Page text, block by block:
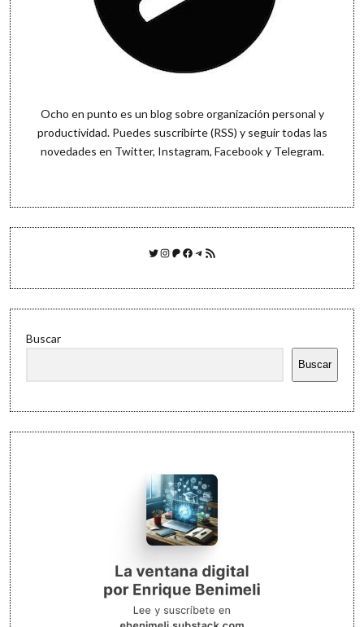
Ocho en punto es un blog sobre organización personal y
productividad. Puedes suscribirte (RSS) y seguir todas las
novedades en Twitter, Instagram, Facebooky Telegram.
Twitter
Instagram
Patreon
Facebook
Telegram
Feed RSS
Buscar
Buscar